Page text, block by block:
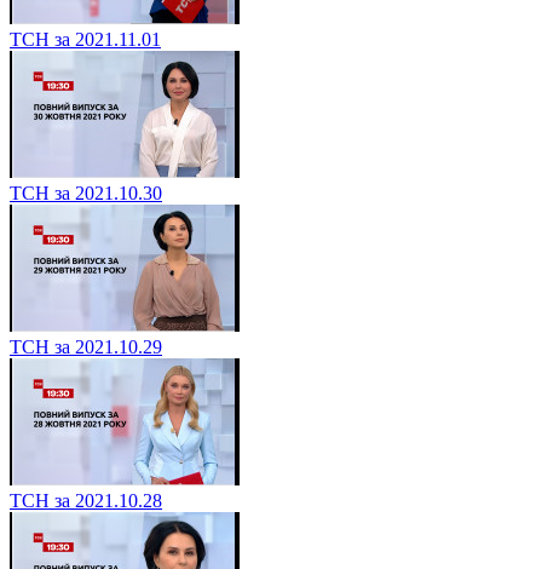
ТСН за 2021.11.01
ТСН за 2021.10.30
ТСН за 2021.10.29
ТСН за 2021.10.28